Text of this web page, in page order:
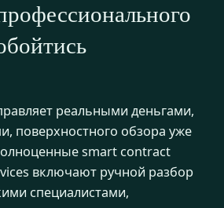
реальными деньгами,
поверхностного обзора уже
smart contract
включают ручной разбор
специалистами,